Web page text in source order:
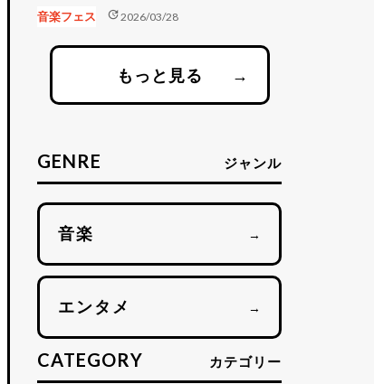
音楽フェス update2026/03/28
もっと見る →
GENRE ジャンル
音楽 →
エンタメ →
CATEGORY カテゴリー